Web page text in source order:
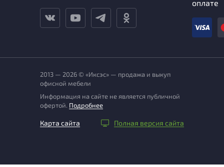
оплате
2013 — 2026 © «Иксэс» — продажа и выкуп
офисной мебели
Информация на сайте не является публичной
офертой. Подробнее
Карта сайта Полная версия сайта